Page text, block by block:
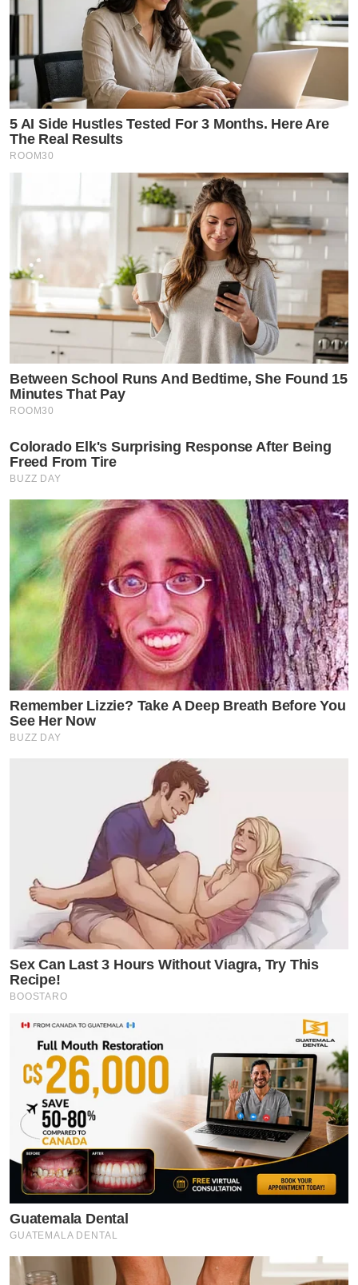
5 AI Side Hustles Tested For 3 Months. Here Are
The Real Results
ROOM30
Between School Runs And Bedtime, She Found 15
Minutes That Pay
ROOM30
Colorado Elk's Surprising Response After Being
Freed From Tire
BUZZ DAY
Remember Lizzie? Take A Deep Breath Before You
See Her Now
BUZZ DAY
Sex Can Last 3 Hours Without Viagra, Try This
Recipe!
BOOSTARO
Guatemala Dental
GUATEMALA DENTAL